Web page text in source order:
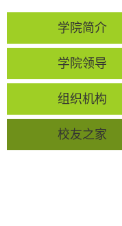
学院简介
学院领导
组织机构
校友之家